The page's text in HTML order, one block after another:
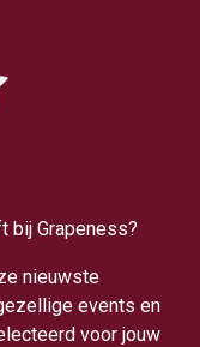
bij Grapeness?
nieuwste
events en
voor jouw